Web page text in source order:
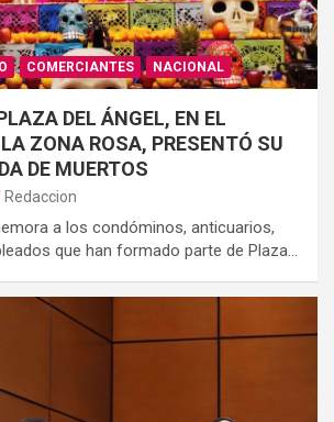
COMERCIANTES NACIONAL
DEL ÁNGEL, EN EL
ZONA ROSA, PRESENTÓ SU
DE MUERTOS
Redaccion
a los condóminos, anticuarios,
que han formado parte de Plaza…